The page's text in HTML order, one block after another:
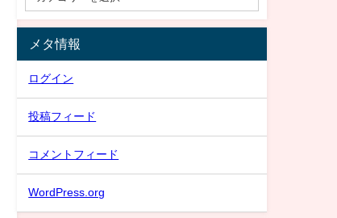
メタ情報
ログイン
投稿フィード
コメントフィード
WordPress.org